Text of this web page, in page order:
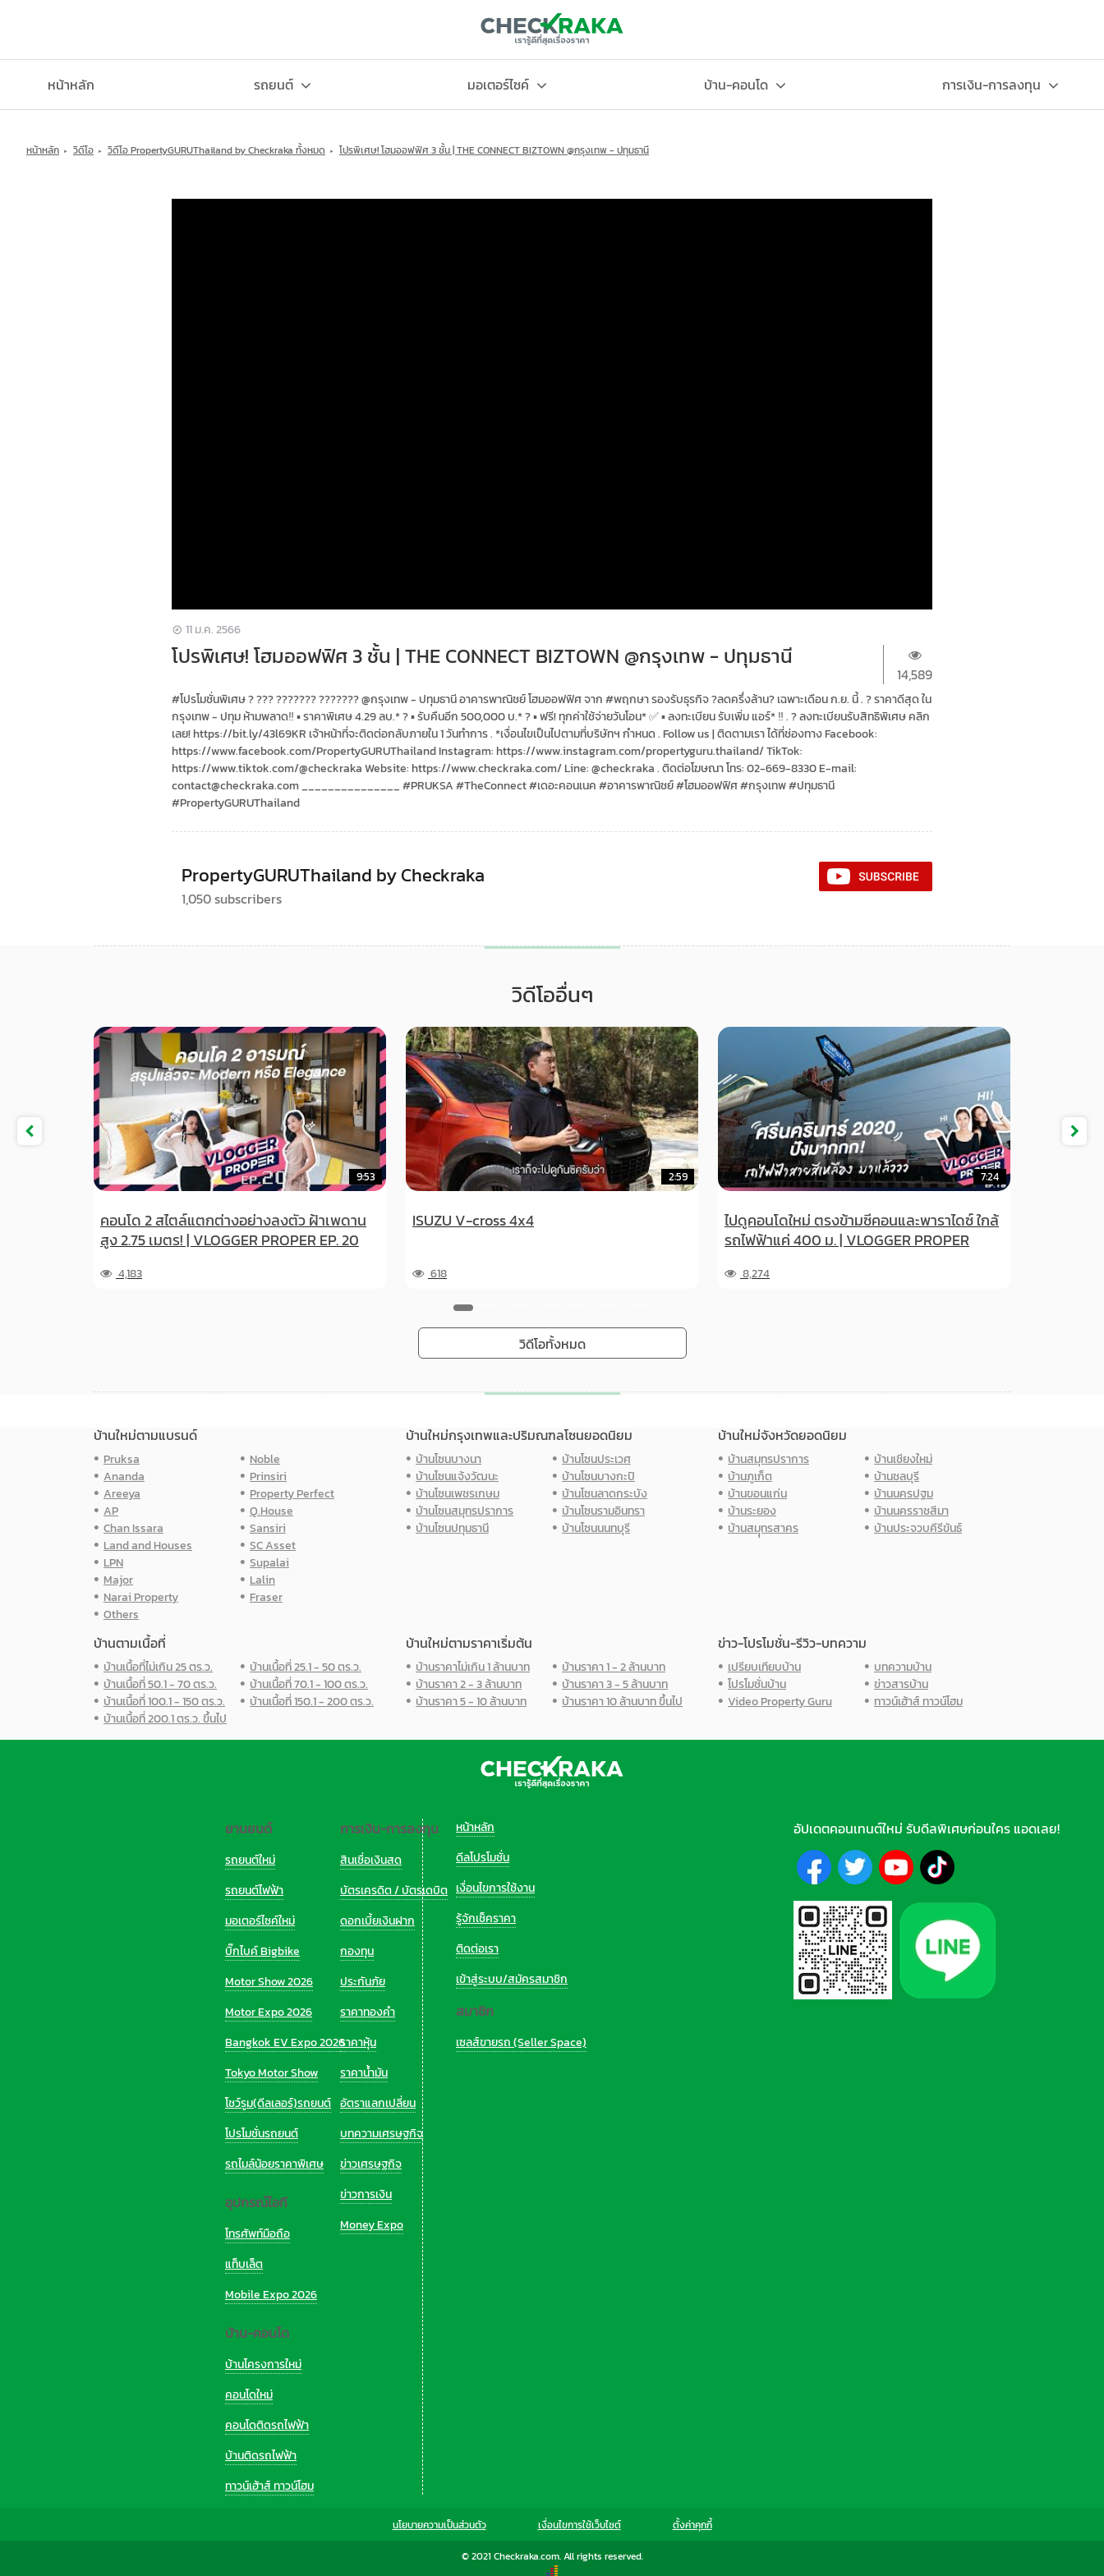
หน้าหลัก รถยนต์ มอเตอร์ไซค์ บ้าน-คอนโด การเงิน-การลงทุน
หน้าหลัก วิดีโอ วิดีโอ PropertyGURUThailand by Checkraka ทั้งหมด โปรพิเศษ! โฮมออฟฟิศ 3 ชั้น | THE CONNECT BIZTOWN @กรุงเทพ - ปทุมธานี
11 ม.ค. 2566
โปรพิเศษ! โฮมออฟฟิศ 3 ชั้น | THE CONNECT BIZTOWN @กรุงเทพ - ปทุมธานี
14,589
#โปรโมชั่นพิเศษ ? ??? ??????? ??????? @กรุงเทพ - ปทุมธานี อาคารพาณิชย์ โฮมออฟฟิศ จาก #พฤกษา รองรับธุรกิจ ?ลดครึ่งล้าน? เฉพาะเดือน ก.ย. นี้ . ? ราคาดีสุด ใน
กรุงเทพ - ปทุม ห้ามพลาด‼ ▪ ราคาพิเศษ 4.29 ลบ.* ? ▪ รับคืนอีก 500,000 บ.* ? ▪ ฟรี! ทุกค่าใช้จ่ายวันโอน* ✅ ▪ ลงทะเบียน รับเพิ่ม แอร์* ‼ . ? ลงทะเบียนรับสิทธิพิเศษ คลิก
เลย! https://bit.ly/43l69KR เจ้าหน้าที่จะติดต่อกลับภายใน 1 วันทำการ . *เงื่อนไขเป็นไปตามที่บริษัทฯ กำหนด . Follow us | ติดตามเรา ได้ที่ช่องทาง Facebook:
https://www.facebook.com/PropertyGURUThailand Instagram: https://www.instagram.com/propertyguru.thailand/ TikTok:
https://www.tiktok.com/@checkraka Website: https://www.checkraka.com/ Line: @checkraka . ติดต่อโฆษณา โทร: 02-669-8330 E-mail:
contact@checkraka.com _______________ #PRUKSA #TheConnect #เดอะคอนเนค #อาคารพาณิชย์ #โฮมออฟฟิศ #กรุงเทพ #ปทุมธานี
#PropertyGURUThailand
PropertyGURUThailand by Checkraka
1,050 subscribers
วิดีโออื่นๆ
9:53
แตกต่างอย่างลงตัว ฝ้าเพดาน
| VLOGGER PROPER EP. 20
2:59
ISUZU V-cross 4x4
7:24
ไปดูคอนโดใหม่ ตรงข้ามซีคอนและพาราไดซ์ ใกล้
รถไฟฟ้าแค่ 400 ม. | VLOGGER PROPER
คอนโด Perfect Match หนีความวุ่นวายได้ ติด
รถไฟฟ้าด้วย | VLOGGER PROPER EP.18
วิดีโอทั้งหมด
บ้านใหม่ตามแบรนด์
Pruksa
Noble
Ananda
Prinsiri
Areeya
Property Perfect
AP
Q.House
Chan Issara
Sansiri
Land and Houses
SC Asset
LPN
Supalai
Major
Lalin
Narai Property
Fraser
Others
บ้านใหม่กรุงเทพและปริมณฑลโซนยอดนิยม
บ้านโซนบางนา
บ้านโซนประเวศ
บ้านโซนแจ้งวัฒนะ
บ้านโซนบางกะปิ
บ้านโซนเพชรเกษม
บ้านโซนลาดกระบัง
บ้านโซนสมุทรปราการ
บ้านโซนรามอินทรา
บ้านโซนปทุมธานี
บ้านโซนนนทบุรี
บ้านใหม่จังหวัดยอดนิยม
บ้านสมุทรปราการ
บ้านเชียงใหม่
บ้านภูเก็ต
บ้านชลบุรี
บ้านขอนแก่น
บ้านนครปฐม
บ้านระยอง
บ้านนครราชสีมา
บ้านสมุุทรสาคร
บ้านประจวบคีรีขันธ์
บ้านตามเนื้อที่
บ้านเนื้อที่ไม่เกิน 25 ตร.ว.
บ้านเนื้อที่ 25.1 - 50 ตร.ว.
บ้านเนื้อที่ 50.1 - 70 ตร.ว.
บ้านเนื้อที่ 70.1 - 100 ตร.ว.
บ้านเนื้อที่ 100.1 - 150 ตร.ว.
บ้านเนื้อที่ 150.1 - 200 ตร.ว.
บ้านเนื้อที่ 200.1 ตร.ว. ขึ้นไป
บ้านใหม่ตามราคาเริ่มต้น
บ้านราคาไม่เกิน 1 ล้านบาท
บ้านราคา 1 - 2 ล้านบาท
บ้านราคา 2 - 3 ล้านบาท
บ้านราคา 3 - 5 ล้านบาท
บ้านราคา 5 - 10 ล้านบาท
บ้านราคา 10 ล้านบาท ขึ้นไป
ข่าว-โปรโมชั่น-รีวิว-บทความ
เปรียบเทียบบ้าน
บทความบ้าน
โปรโมชั่นบ้าน
ข่าวสารบ้าน
Video Property Guru
ทาวน์เฮ้าส์ ทาวน์โฮม
ยานยนต์
รถยนต์ใหม่
รถยนต์ไฟฟ้า
มอเตอร์ไซค์ใหม่
บิ๊กไบค์ Bigbike
Motor Show 2026
Motor Expo 2026
Bangkok EV Expo 2026
Tokyo Motor Show
โชว์รูม(ดีลเลอร์)รถยนต์
โปรโมชั่นรถยนต์
รถไมล์น้อยราคาพิเศษ
อุปกรณ์ไอที
โทรศัพท์มือถือ
แท็บเล็ต
Mobile Expo 2026
บ้าน-คอนโด
บ้านโครงการใหม่
คอนโดใหม่
คอนโดติดรถไฟฟ้า
บ้านติดรถไฟฟ้า
ทาวน์เฮ้าส์ ทาวน์โฮม
การเงิน-การลงทุน
สินเชื่อเงินสด
บัตรเครดิต / บัตรเดบิต
ดอกเบี้ยเงินฝาก
กองทุน
ประกันภัย
ราคาทองคำ
ราคาหุ้น
ราคาน้ำมัน
อัตราแลกเปลี่ยน
บทความเศรษฐกิจ
ข่าวเศรษฐกิจ
ข่าวการเงิน
Money Expo
หน้าหลัก
ดีลโปรโมชั่น
เงื่อนไขการใช้งาน
รู้จักเช็คราคา
ติดต่อเรา
เข้าสู่ระบบ/สมัครสมาชิก
สมาชิก
เซลส์ขายรถ (Seller Space)
อัปเดตคอนเทนต์ใหม่ รับดีลพิเศษก่อนใคร แอดเลย!
นโยบายความเป็นส่วนตัว เงื่อนไขการใช้เว็บไซต์ ตั้งค่าคุกกี้
© 2021 Checkraka.com. All rights reserved.